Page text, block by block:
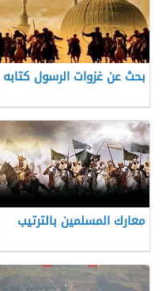
بحث عن غزوات الرسول كتابه
معارك المسلمين بالترتيب